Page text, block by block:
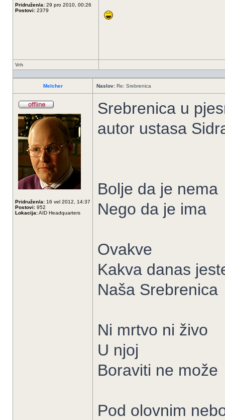
Pridružen/a: 29 pro 2010, 00:26
Postovi: 2379
Vrh
Melcher Naslov: Re: Srebrenica
Pridružen/a: 16 vel 2012, 14:37
Postovi: 952
Lokacija:AID Headquarters
Srebrenica u
autor ustasa
Bolje da je nema
Nego da je ima
Ovakve
Kakva danas
Naša Srebrenica
Ni mrtvo ni živo
U njoj
Boraviti ne može
Pod olovnim